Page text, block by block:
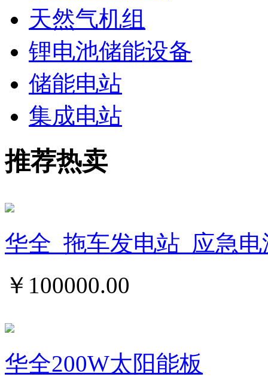
天然气机组
锂电池储能设备
储能电站
集成电站
推荐热卖
华全_拖车发电站_应急
￥ 100000.00
华全200W太阳能板